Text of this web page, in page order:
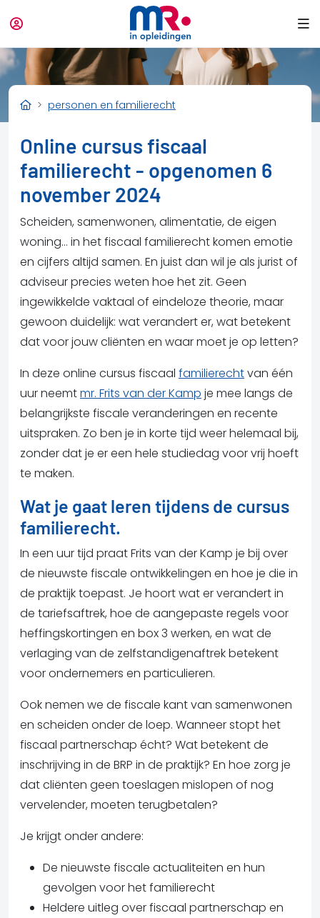
personen en familierecht
Online cursus fiscaal
familierecht - opgenomen 6
november 2024
Scheiden, samenwonen, alimentatie, de eigen
woning… in het fiscaal familierecht komen emotie
en cijfers altijd samen. En juist dan wil je als jurist of
adviseur precies weten hoe het zit. Geen
ingewikkelde vaktaal of eindeloze theorie, maar
gewoon duidelijk: wat verandert er, wat betekent
dat voor jouw cliënten en waar moet je op letten?
In deze online cursus fiscaal familierechtvan één
uur neemtmr. Frits van der Kamp je mee langs de
belangrijkste fiscale veranderingen en recente
uitspraken. Zo ben je in korte tijd weer helemaal bij,
zonder dat je er een hele studiedag voor vrij hoeft
te maken.
Wat je gaat leren tijdens de cursus
familierecht.
In een uur tijd praat Frits van der Kamp je bij over
de nieuwste fiscale ontwikkelingen en hoe je die in
de praktijk toepast. Je hoort wat er verandert in
de tariefsaftrek, hoe de aangepaste regels voor
heffingskortingen en box 3 werken, en wat de
verlaging van de zelfstandigenaftrek betekent
voor ondernemers en particulieren.
Ook nemen we de fiscale kant van samenwonen
en scheiden onder de loep. Wanneer stopt het
fiscaal partnerschap écht? Wat betekent de
inschrijving in de BRP in de praktijk? En hoe zorg je
dat cliënten geen toeslagen mislopen of nog
vervelender, moeten terugbetalen?
Je krijgt onder andere:
De nieuwste fiscale actualiteiten en hun
gevolgen voor het familierecht
Heldere uitleg over fiscaal partnerschap en